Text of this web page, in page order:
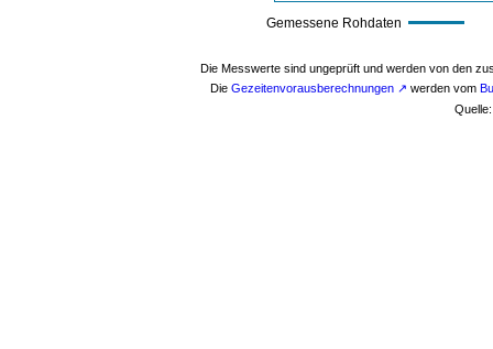
Gemessene Rohdaten
Die Messwerte sind ungeprüft und werden von den
Die Gezeitenvorausberechnungen ↗ werden vom